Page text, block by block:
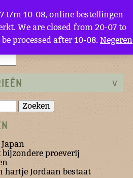
proeverij
hartje Jordaan bestaat
t/m 10-08, online bestellingen
We are closed from 20-07 to
processed after 10-08. Negeren